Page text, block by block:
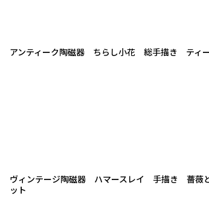
アンティーク陶磁器 ちらし小花 総手描き ティ
ヴィンテージ陶磁器 ハマースレイ 手描き 薔薇
ット